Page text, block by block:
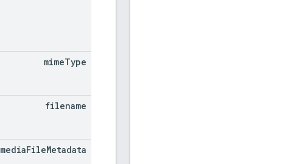
mimeType
filename
mediaFileMetadata